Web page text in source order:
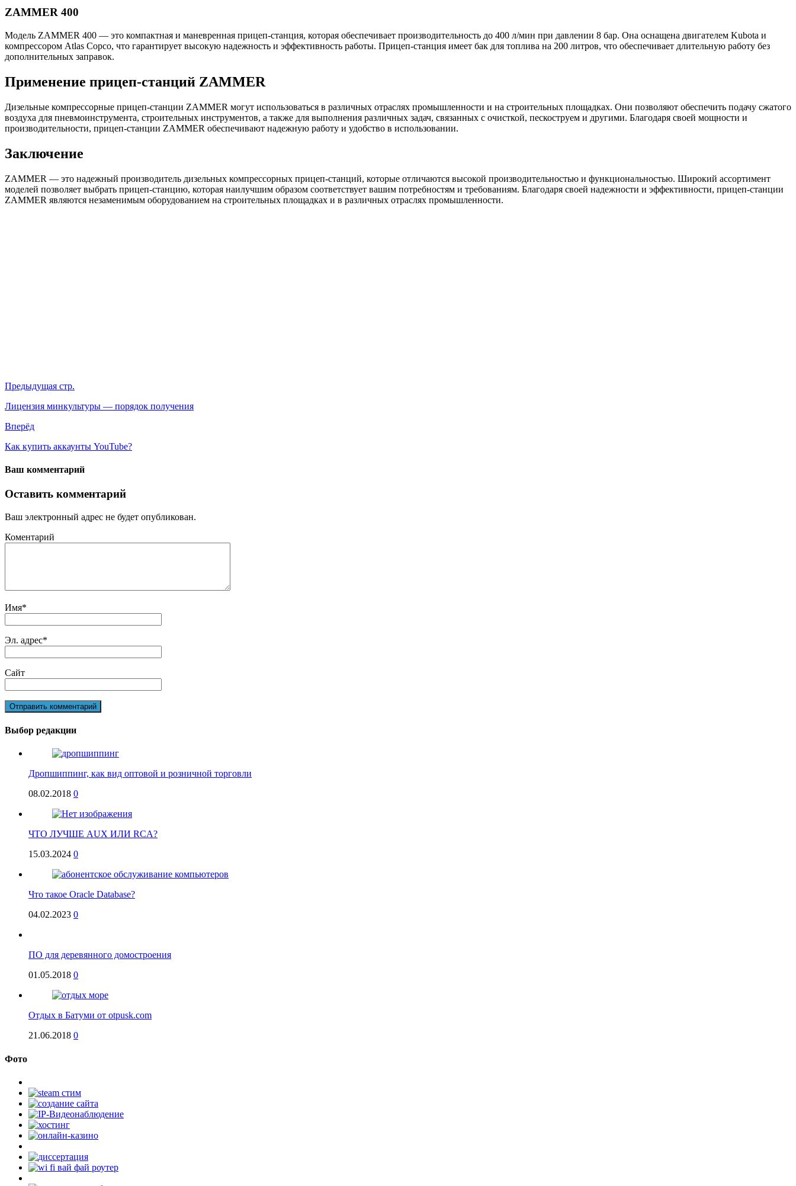
ZAMMER 400
Модель ZAMMER 400 — это компактная и маневренная прицеп-станция, которая обеспечивает производительность до 400 л/мин при давлении 8 бар. Она оснащена двигателем Kubota и
компрессором Atlas Copco, что гарантирует высокую надежность и эффективность работы. Прицеп-станция имеет бак для топлива на 200 литров, что обеспечивает длительную работу без
дополнительных заправок.
Применение прицеп-станций ZAMMER
Дизельные компрессорные прицеп-станции ZAMMER могут использоваться в различных отраслях промышленности и на строительных площадках. Они позволяют обеспечить подачу сжатого
воздуха для пневмоинструмента, строительных инструментов, а также для выполнения различных задач, связанных с очисткой, пескоструем и другими. Благодаря своей мощности и
производительности, прицеп-станции ZAMMER обеспечивают надежную работу и удобство в использовании.
Заключение
ZAMMER — это надежный производитель дизельных компрессорных прицеп-станций, которые отличаются высокой производительностью и функциональностью. Широкий ассортимент
моделей позволяет выбрать прицеп-станцию, которая наилучшим образом соответствует вашим потребностям и требованиям. Благодаря своей надежности и эффективности, прицеп-станции
ZAMMER являются незаменимым оборудованием на строительных площадках и в различных отраслях промышленности.
Предыдущая стр.
Лицензия минкультуры — порядок получения
Вперёд
Как купить аккаунты YouTube?
Ваш комментарий
Оставить комментарий
Ваш электронный адрес не будет опубликован.
Коментарий
Имя*
Эл. адрес*
Сайт
Выбор редакции
Дропшиппинг, как вид оптовой и розничной торговли
08.02.2018 0
ЧТО ЛУЧШЕ AUX ИЛИ RCA?
15.03.2024 0
Что такое Oracle Database?
04.02.2023 0
ПО для деревянного домостроения
01.05.2018 0
Отдых в Батуми от otpusk.com
21.06.2018 0
Фото